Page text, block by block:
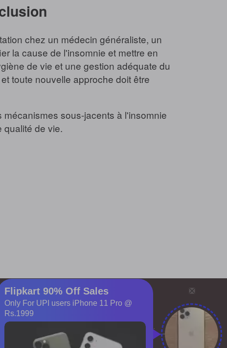
chez un médecin généraliste, un
la cause de l'insomnie et mettre en
de vie et une gestion adéquate du
toute nouvelle approche doit être
sous-jacents à l'insomnie
qualité de vie.